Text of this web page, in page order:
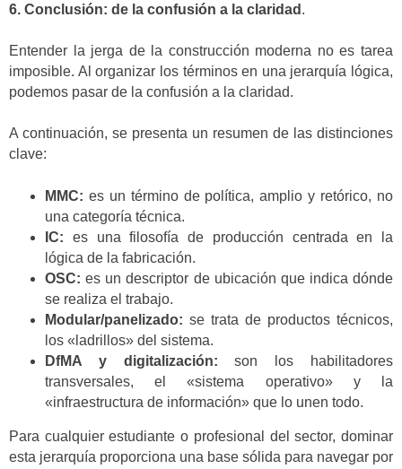
6. Conclusión: de la confusión a la claridad .
Entender la jerga de la construcción moderna no es tarea
imposible. Al organizar los términos en una jerarquía lógica,
podemos pasar de la confusión a la claridad.
A continuación, se presenta un resumen de las distinciones
clave:
MMC: es un término de política, amplio y retórico, no
una categoría técnica.
IC: es una filosofía de producción centrada en la
lógica de la fabricación.
OSC: es un descriptor de ubicación que indica dónde
se realiza el trabajo.
Modular/panelizado: se trata de productos técnicos,
los «ladrillos» del sistema.
DfMA y digitalización: son los habilitadores
transversales, el «sistema operativo» y la
«infraestructura de información» que lo unen todo.
Para cualquier estudiante o profesional del sector, dominar
esta jerarquía proporciona una base sólida para navegar por